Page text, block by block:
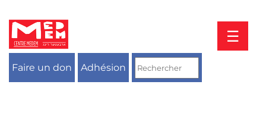
contenu
☰
Faire un don Adhésion